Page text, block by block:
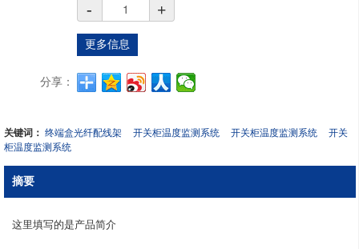
- +
更多信息
分享：
关键词： 终端盒光纤配线架 开关柜温度监测系统 开关柜温度监测系统
开关
柜温度监测系统
摘要
这里填写的是产品简介